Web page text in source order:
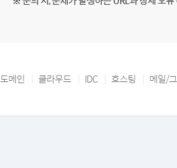
도메인 클라우드 IDC 호스팅 메일/